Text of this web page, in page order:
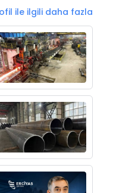
ile ilgili daha fazla